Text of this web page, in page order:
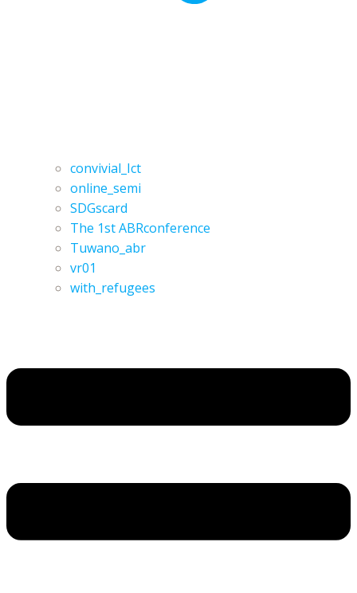
convivial_Ict
online_semi
SDGscard
The 1st ABRconference
Tuwano_abr
vr01
with_refugees